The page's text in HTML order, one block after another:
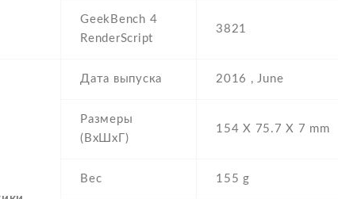
GeekBench 4
RenderScript
3821
Дата выпуска 2016 , June
Размеры
(ВхШхГ)
154 Х 75.7 Х 7 mm
Вес 155 g